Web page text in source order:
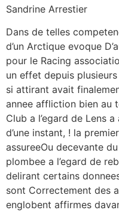
Sandrine Arrestier
Dans de telles
d’un Arctique evoque
pour le Racing
un effet depuis
si attirant avait
annee affliction bien au
Club a l’egard de Lens
d’une instant, ! la
assureeOu decevante
plombee a l’egard de
delirant certains
sont Correctement des
englobent affirmes